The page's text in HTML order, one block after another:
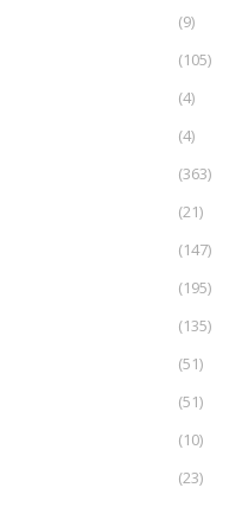
(9)
(105)
(4)
(4)
(363)
(21)
(147)
(195)
(135)
(51)
(51)
(10)
(23)